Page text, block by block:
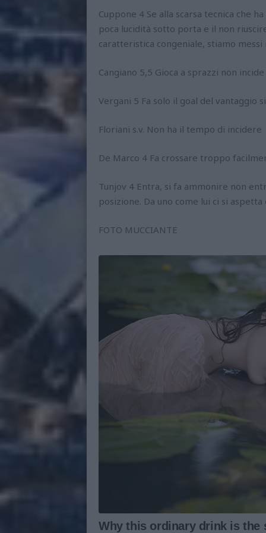
Cuppone 4 Se alla scarsa tecnica che
poca lucidità sotto porta e il non
caratteristica congeniale, stiamo messi
Cangiano 5,5 Gioca a sprazzi non incide
Vergani 5 Fa solo il goal del vantaggio
Floriani s.v. Non ha il tempo di incidere
De Marco 4 Fa crossare troppo
Tunjov 4 Entra, si fa ammonire non
posizione. Da uno come lui ci si aspetta
FOTO MUCCIANTE